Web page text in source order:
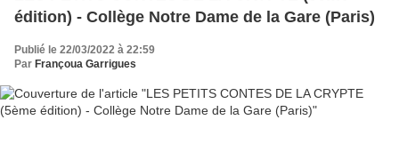
édition) - Collège Notre Dame de la Gare (Paris)
Publié le 22/03/2022 à 22:59
Par Françoua Garrigues